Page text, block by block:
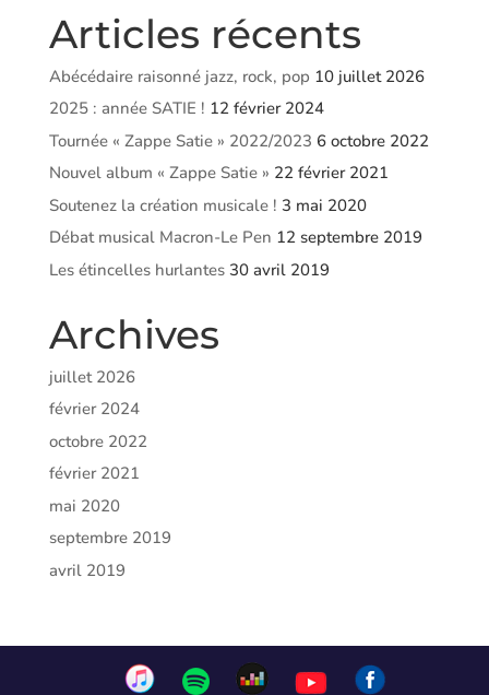
Articles récents
Abécédaire raisonné jazz, rock, pop 10 juillet 2026
2025 : année SATIE ! 12 février 2024
Tournée « Zappe Satie » 2022/2023 6 octobre 2022
Nouvel album « Zappe Satie » 22 février 2021
Soutenez la création musicale ! 3 mai 2020
Débat musical Macron-Le Pen 12 septembre 2019
Les étincelles hurlantes 30 avril 2019
Archives
juillet 2026
février 2024
octobre 2022
février 2021
mai 2020
septembre 2019
avril 2019